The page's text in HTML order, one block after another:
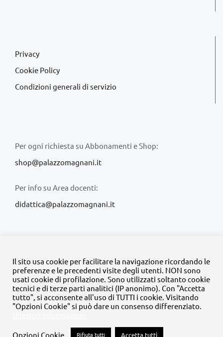
Privacy
Cookie Policy
Condizioni generali di servizio
Per ogni richiesta su Abbonamenti e Shop:
shop@palazzomagnani.it
Per info su Area docenti:
didattica@palazzomagnani.it
© Copyright 2020 -2026 | Tutti i diritti riservati | MyFpm è un
progetto dellaFondazione Palazzo Magnani
FacebookInstagram
TwitterLinkedInYouTube
Il sito usa cookie per facilitare la navigazione ricordando le
preferenze e le precedenti visite degli utenti. NON sono
usati cookie di profilazione. Sono utilizzati soltanto cookie
tecnici e di terze parti analitici (IP anonimo). Con "Accetta
tutto", si acconsente all'uso di TUTTI i cookie. Visitando
"Opzioni Cookie" si può dare un consenso differenziato.
Opzioni Cookie Rifiuta tutti Accetta tutti